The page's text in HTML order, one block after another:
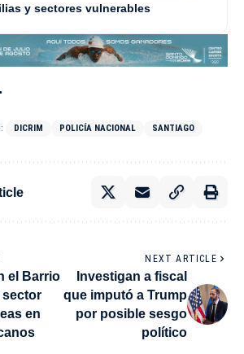
y sectores vulnerables
DICRIM POLICÍA NACIONAL SANTIAGO
el Barrio
sector
en
NEXT ARTICLE
Investigan a fiscal
que imputó a Trump
por posible sesgo
político